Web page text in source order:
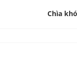
Chìa